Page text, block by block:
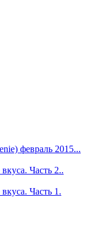
февраль 2015...
Часть 2..
Часть 1.